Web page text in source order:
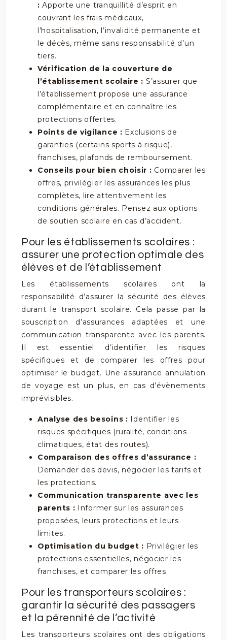
:Apporte une tranquillité d’esprit en
couvrant les frais médicaux,
l’hospitalisation, l’invalidité permanente et
le décès, même sans responsabilité d’un
tiers.
Vérification de la couverture de
l’établissement scolaire : S’assurer que
l’établissement propose une assurance
complémentaire et en connaître les
protections offertes.
Points de vigilance : Exclusions de
garanties (certains sports à risque),
franchises, plafonds de remboursement.
Conseils pour bien choisir : Comparer les
offres, privilégier les assurances les plus
complètes, lire attentivement les
conditions générales. Pensez aux options
de soutien scolaire en cas d’accident.
Pour les établissements scolaires :
assurer une protection optimale des
élèves et de l’établissement
Les établissements scolaires ont la
responsabilité d’assurer la sécurité des élèves
durant le transport scolaire. Cela passe par la
souscription d’assurances adaptées et une
communication transparente avec les parents.
Il est essentiel d’identifier les risques
spécifiques et de comparer les offres pour
optimiser le budget. Une assurance annulation
de voyage est un plus, en cas d’évènements
imprévisibles.
Analyse des besoins : Identifier les
risques spécifiques (ruralité, conditions
climatiques, état des routes).
Comparaison des offres d’assurance :
Demander des devis, négocier les tarifs et
les protections.
Communication transparente avec les
parents : Informer sur les assurances
proposées, leurs protections et leurs
limites.
Optimisation du budget : Privilégier les
protections essentielles, négocier les
franchises, et comparer les offres.
Pour les transporteurs scolaires :
garantir la sécurité des passagers
et la pérennité de l’activité
Les transporteurs scolaires ont des obligations